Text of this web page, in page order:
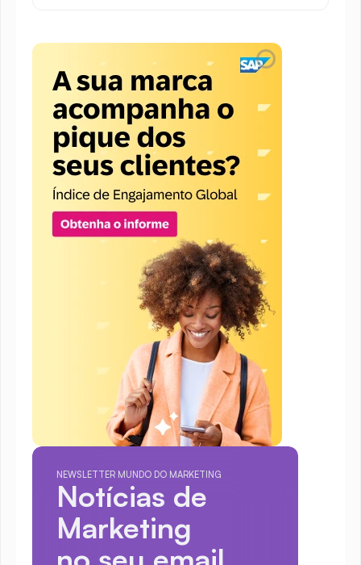
NEWSLETTER MUNDO DO MARKETING
Notícias de
Marketing